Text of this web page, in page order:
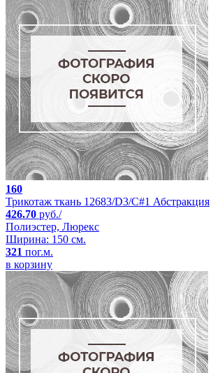
160
Трикотаж ткань 12683/D3/C#1 Абстракция
426.70 руб./
Полиэстер, Люрекс
Ширина: 150 см.
321 пог.м.
в корзину